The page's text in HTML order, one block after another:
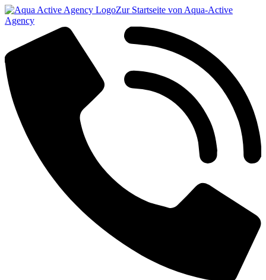
Zur Startseite von Aqua-Active
Agency